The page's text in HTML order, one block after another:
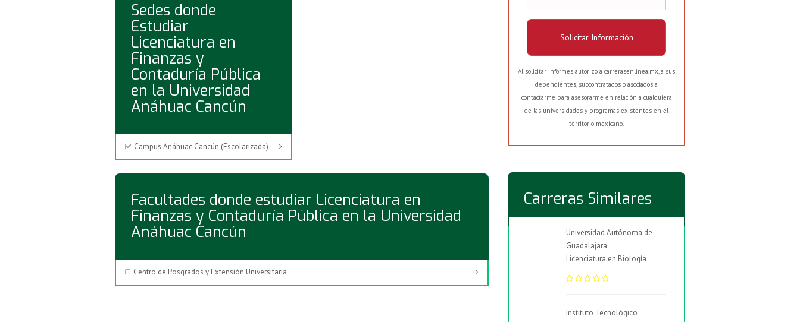
Sedes donde
Estudiar
Licenciatura en
Finanzas y
Contaduría Pública
en la Universidad
Anáhuac Cancún
Campus Anáhuac Cancún (Escolarizada)
Facultades donde estudiar Licenciatura en
Finanzas y Contaduría Pública en la Universidad
Anáhuac Cancún
Centro de Posgrados y Extensión Universitaria
Solicitar Información
Al solicitar informes autorizo a carrerasenlinea.mx, a sus
dependientes, subcontratados o asociados a
contactarme para asesorarme en relación a cualquiera
de las universidades y programas existentes en el
territorio mexicano.
Carreras Similares
Universidad Autónoma de
Guadalajara
Licenciatura en Biología
Instituto Tecnológico